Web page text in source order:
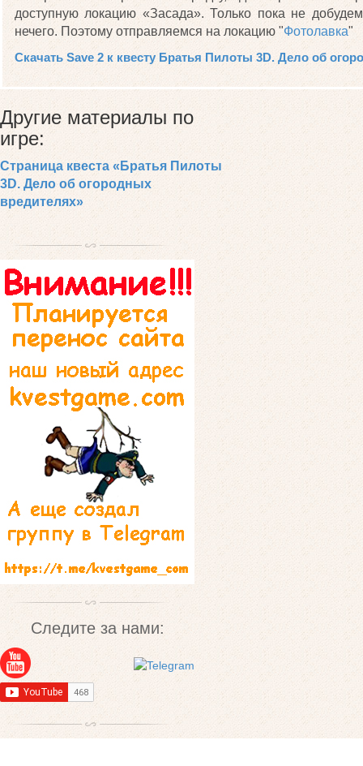
доступную локацию «Засада». Только пока не
нечего. Поэтому отправляемся на локацию "Фотолавка"
Скачать Save 2 к квесту Братья Пилоты 3D. Дело об
Другие материалы по
игре:
Страница квеста «Братья Пилоты
3D. Дело об огородных
вредителях»
Следите за нами: